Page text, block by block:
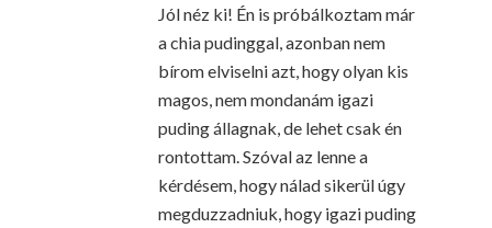
Jól néz ki! Én is próbálkoztam már
a chia pudinggal, azonban nem
bírom elviselni azt, hogy olyan kis
magos, nem mondanám igazi
puding állagnak, de lehet csak én
rontottam. Szóval az lenne a
kérdésem, hogy nálad sikerül úgy
megduzzadniuk, hogy igazi puding